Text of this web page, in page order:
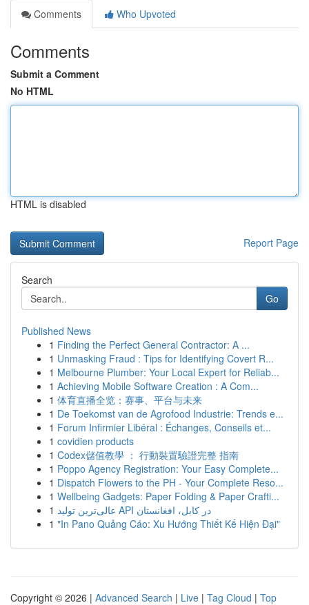
Comments
Who Upvoted
Comments
Submit a Comment
No HTML
HTML is disabled
Report Page
Search
Go
Published News
1 Finding the Perfect General Contractor: A ...
1 Unmasking Fraud : Tips for Identifying Covert R...
1 Melbourne Plumber: Your Local Expert for Reliab...
1 Achieving Mobile Software Creation : A Com...
1 体育直播全览：赛事、平台与未来
1 De Toekomst van de Agrofood Industrie: Trends e...
1 Forum Infirmier Libéral : Échanges, Conseils et...
1 covidien products
1 Codex儲值教學 ： 行動裝置驗證完整 指南
1 Poppo Agency Registration: Your Easy Complete...
1 Dispatch Flowers to the PH - Your Complete Reso...
1 Wellbeing Gadgets: Paper Folding & Paper Crafti...
1
عالی‌ترین تولید API در کابل، افغانستان
1 "In Pano Quảng Cáo: Xu Hướng Thiết Kế Hiện Đại"
Copyright © 2026 | Advanced Search | Live | Tag Cloud | Top